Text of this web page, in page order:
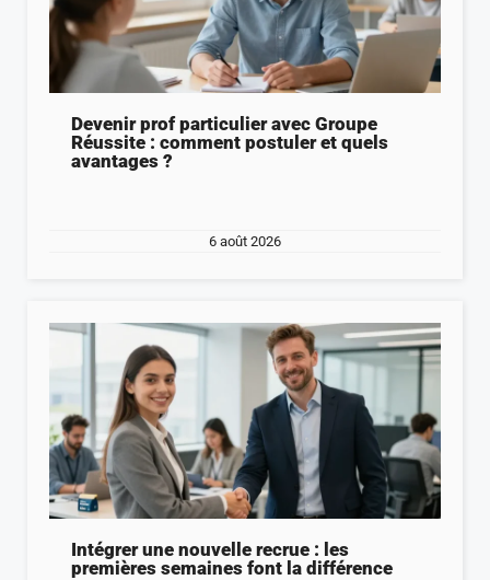
Devenir prof particulier avec Groupe
Réussite : comment postuler et quels
avantages ?
6 août 2026
Intégrer une nouvelle recrue : les
premières semaines font la différence